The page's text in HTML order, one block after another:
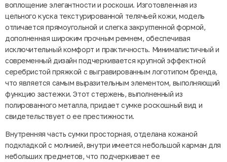
воплощение элегантности и роскоши. Изготовленная из
цельного куска текстурированной телячьей кожи, модель
отличается прямоугольной и слегка закругленной формой,
дополненная широким прочным ремнем, обеспечивая
исключительный комфорт и практичность. Минималистичный и
современный дизайн подчеркивается крупной эффектной
серебристой пряжкой с выгравированным логотипом бренда,
что является самым выразительным элементом, выполняющий
функцию застежки. Этот стержень, выполненный из
полированного металла, придает сумке роскошный вид и
свидетельствует о ее престижности.
Внутренняя часть сумки просторная, отделана кожаной
подкладкой с молнией, внутри имеется небольшой карман для
небольших предметов, что подчеркивает ее